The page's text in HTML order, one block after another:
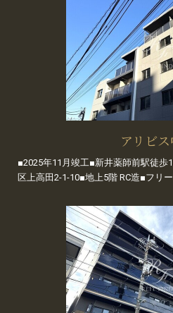
アリビ
■2025年11月竣工■新井薬師前駅徒
区上高田2-1-10■地上5階 RC造■フリ